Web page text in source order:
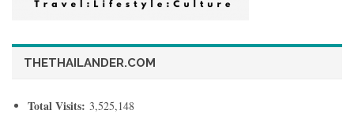
THETHAILANDER.COM
Total Visits: 3,525,148